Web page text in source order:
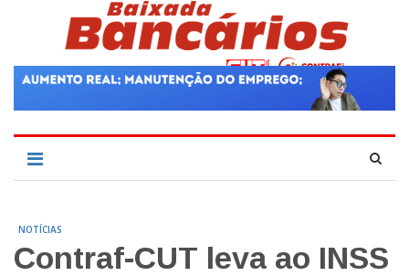
NOTÍCIAS
Contraf-CUT leva ao INSS